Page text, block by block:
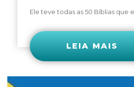
Ele teve todas as 50 Bíblias que
LEIA MAIS